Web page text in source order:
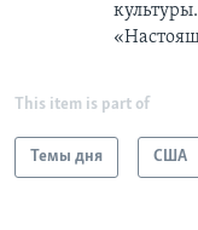
This item is part of
Темы дня США